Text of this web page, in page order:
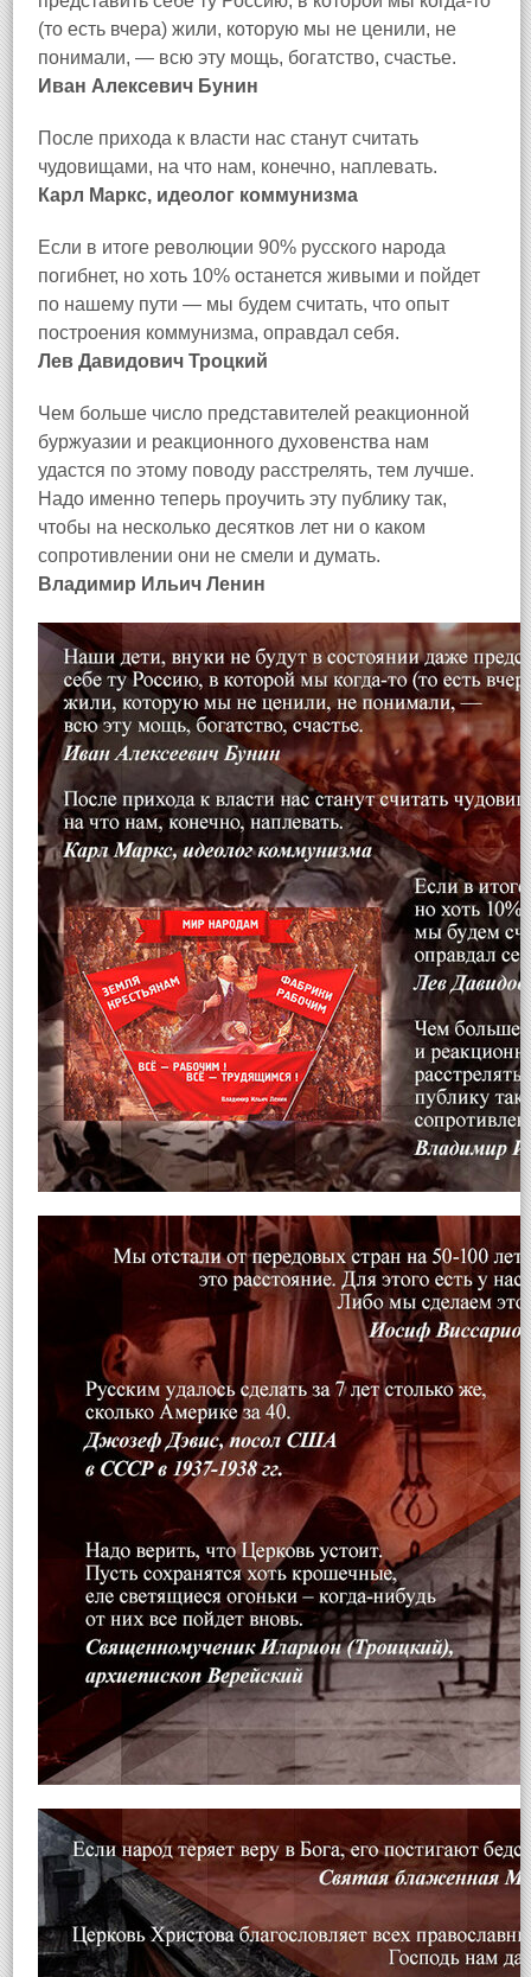
(то есть вчера) жили, которую мы не ценили, не
понимали, — всю эту мощь, богатство, счастье.
Иван Алексевич Бунин
После прихода к власти нас станут считать
чудовищами, на что нам, конечно, наплевать.
Карл Маркс, идеолог коммунизма
Если в итоге революции 90% русского народа
погибнет, но хоть 10% останется живыми и пойдет
по нашему пути — мы будем считать, что опыт
построения коммунизма, оправдал себя.
Лев Давидович Троцкий
Чем больше число представителей реакционной
буржуазии и реакционного духовенства нам
удастся по этому поводу расстрелять, тем лучше.
Надо именно теперь проучить эту публику так,
чтобы на несколько десятков лет ни о каком
сопротивлении они не смели и думать.
Владимир Ильич Ленин